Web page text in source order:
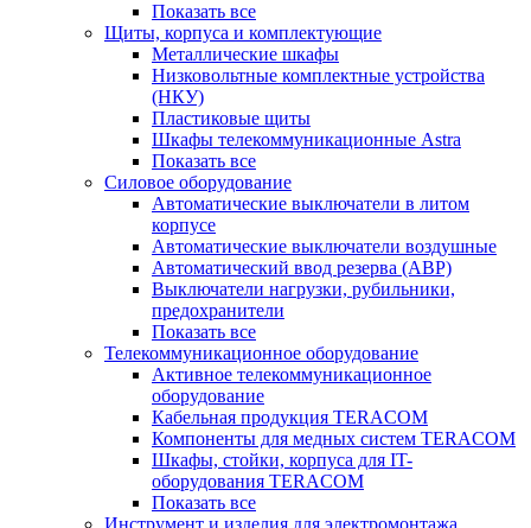
Показать все
Щиты, корпуса и комплектующие
Металлические шкафы
Низковольтные комплектные устройства
(НКУ)
Пластиковые щиты
Шкафы телекоммуникационные Astra
Показать все
Силовое оборудование
Автоматические выключатели в литом
корпусе
Автоматические выключатели воздушные
Автоматический ввод резерва (АВР)
Выключатели нагрузки, рубильники,
предохранители
Показать все
Телекоммуникационное оборудование
Активное телекоммуникационное
оборудование
Кабельная продукция TERACOM
Компоненты для медных систем TERACOM
Шкафы, стойки, корпуса для IT-
оборудования TERACOM
Показать все
Инструмент и изделия для электромонтажа